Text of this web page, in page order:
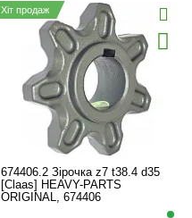
Хіт продаж
674406.2 Зірочка z7 t38.4 d35
[Claas] HEAVY-PARTS
ORIGINAL, 674406